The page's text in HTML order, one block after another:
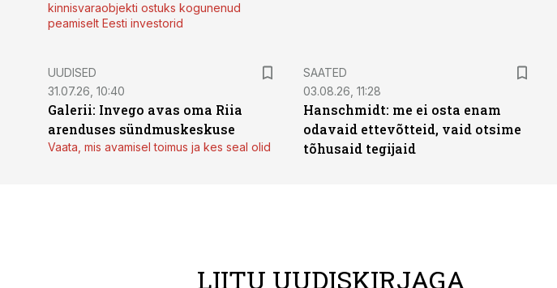
kinnisvaraobjekti ostuks kogunenud
peamiselt Eesti investorid
UUDISED
31.07.26, 10:40
Galerii: Invego avas oma Riia
arenduses sündmuskeskuse
Vaata, mis avamisel toimus ja kes seal olid
SAATED
03.08.26, 11:28
Hanschmidt: me ei osta enam
odavaid ettevõtteid, vaid otsime
tõhusaid tegijaid
LIITU UUDISKIRJAGA